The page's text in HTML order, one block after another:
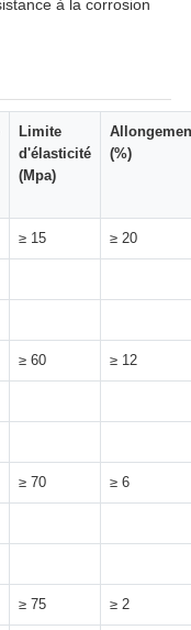
à la corrosion
Limite
d'élasticité
(Mpa)
(%)
≥ 15 ≥ 20
≥ 60 ≥ 12
≥ 70 ≥ 6
≥ 75 ≥ 2